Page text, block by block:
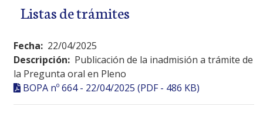
Listas de trámites
Fecha: 22/04/2025
Descripción: Publicación de la inadmisión a trámite de
la Pregunta oral en Pleno
BOPA nº 664 - 22/04/2025 (PDF - 486 KB)